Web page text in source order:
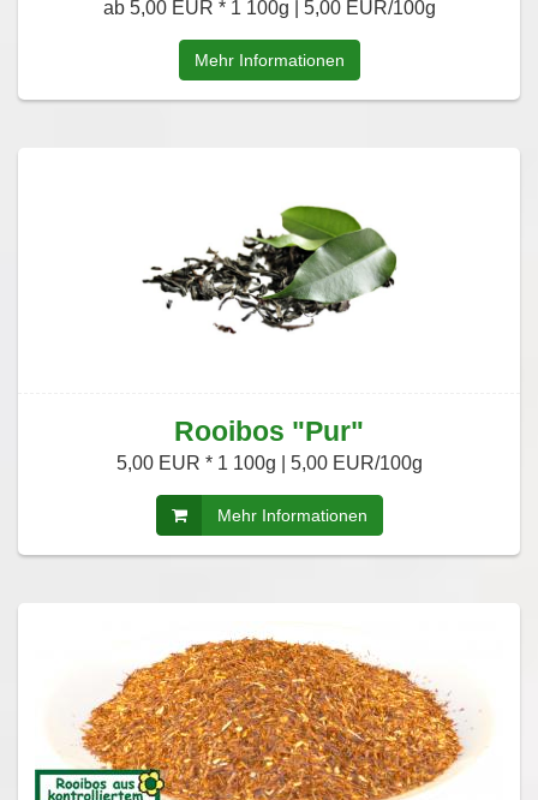
ab 5,00 EUR * 1 100g | 5,00 EUR/100g
Mehr Informationen
Rooibos "Pur"
5,00 EUR * 1 100g | 5,00 EUR/100g
Mehr Informationen